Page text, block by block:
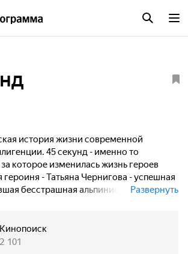
история жизни современной
45 секунд - именно то
которое изменилась жизнь героев
героиня - Татьяна Чернигова - успешная
бесстрашная альпинистка, тяжело
одна, и на фоне психологических
Развернуть
Кинопоиск
2 101